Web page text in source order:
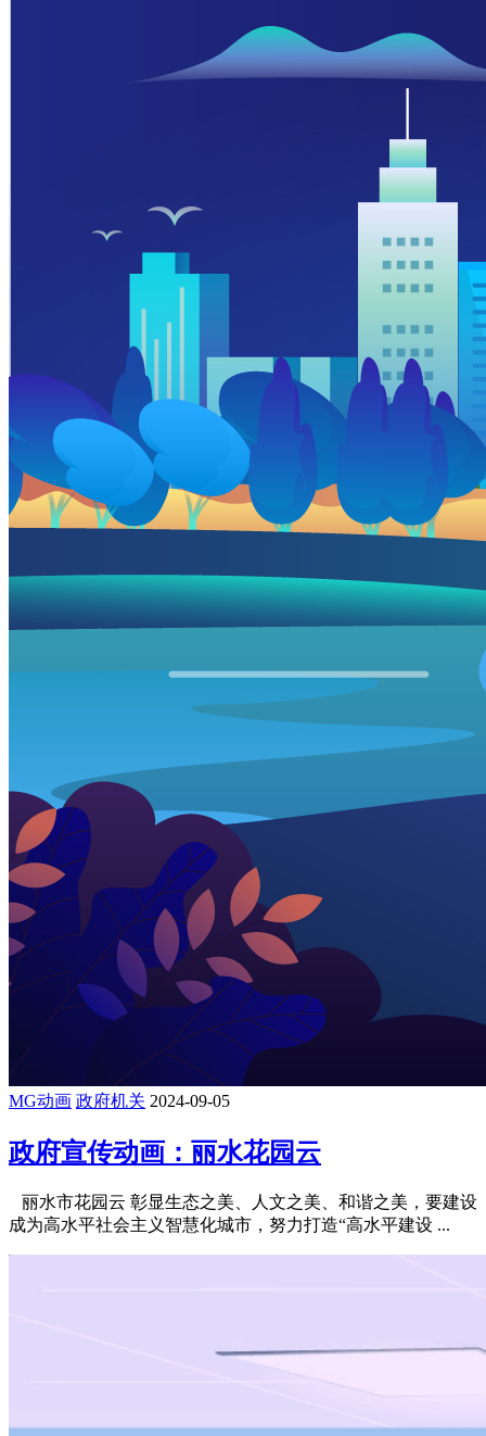
MG动画 政府机关 2024-09-05
政府宣传动画：丽水花园云
丽水市花园云 彰显生态之美、人文之美、和谐之美，要建设
成为高水平社会主义智慧化城市，努力打造“高水平建设 ...